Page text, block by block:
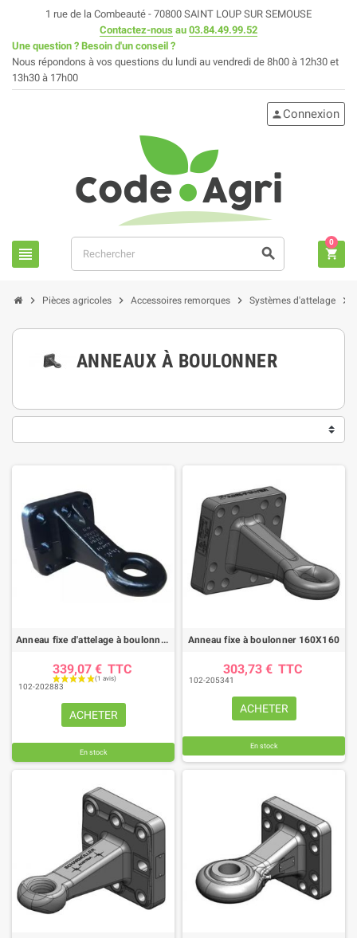
1 rue de la Combeauté - 70800 SAINT LOUP SUR SEMOUSE
Contactez-nous au 03.84.49.99.52
Une question ? Besoin d'un conseil ?
Nous répondons à vos questions du lundi au vendredi de 8h00 à 12h30 et
13h30 à 17h00
view_headline search
person Connexion
shopping_cart
0
chevron_right Pièces agricoles chevron_right Accessoires remorques chevron_right Systèmes d'attelage chevron_right
ANNEAUX À BOULONNER
Anneau fixe d'attelage à boulonner 145X145 8 trous
339,07 € TTC
102-202883
ACHETER
En stock
Anneau fixe à boulonner 160X160
303,73 € TTC
102-205341
ACHETER
En stock